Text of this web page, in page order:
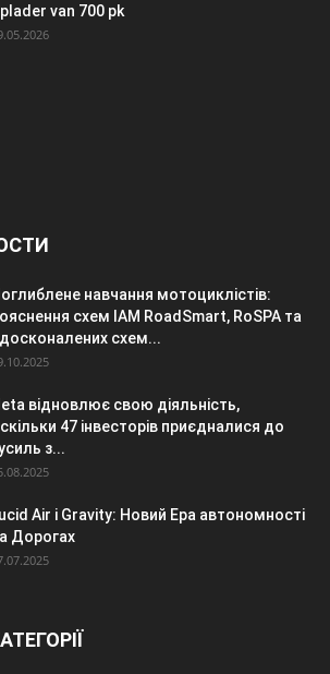
van 700 pk
навчання мотоциклістів:
схем IAM RoadSmart, RoSPA та
схем...
відновлює свою діяльність,
47 інвесторів приєдналися до
з...
Air і Gravity: Новий Ера автономності
Дорогах